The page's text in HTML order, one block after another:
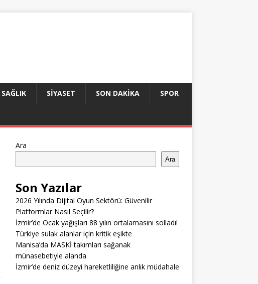
SAĞLIK SIYASET SON DAKIKA SPOR
Ara
Ara
Son Yazılar
2026 Yılında Dijital Oyun Sektörü: Güvenilir
Platformlar Nasıl Seçilir?
İzmir’de Ocak yağışları 88 yılın ortalamasını solladı!
Türkiye sulak alanlar için kritik eşikte
Manisa’da MASKİ takımları sağanak
münasebetiyle alanda
İzmir’de deniz düzeyi hareketliliğine anlık müdahale